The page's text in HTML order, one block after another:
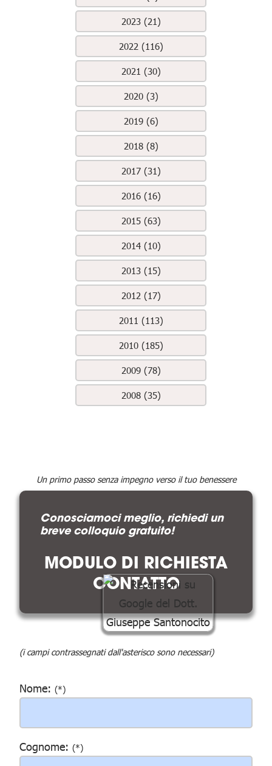
2023 (21)
2022 (116)
2021 (30)
2020 (3)
2019 (6)
2018 (8)
2017 (31)
2016 (16)
2015 (63)
2014 (10)
2013 (15)
2012 (17)
2011 (113)
2010 (185)
2009 (78)
2008 (35)
Un primo passo senza impegno verso il tuo benessere
Conosciamoci meglio, richiedi un
breve colloquio gratuito!
MODULO DI RICHIESTA
CONTATTO
(i campi contrassegnati dall'asterisco sono necessari)
Nome: (*)
Cognome: (*)